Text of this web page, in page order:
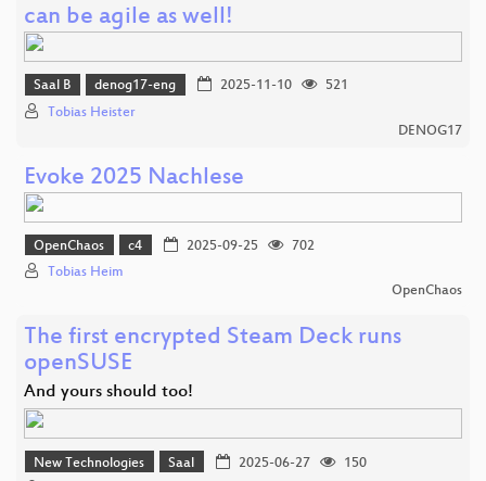
can be agile as well!
Saal B denog17-eng 2025-11-10
521
Tobias Heister
DENOG17
Evoke 2025 Nachlese
OpenChaos c4 2025-09-25
702
Tobias Heim
OpenChaos
The first encrypted Steam Deck runs
openSUSE
And yours should too!
New Technologies Saal 2025-06-27
150